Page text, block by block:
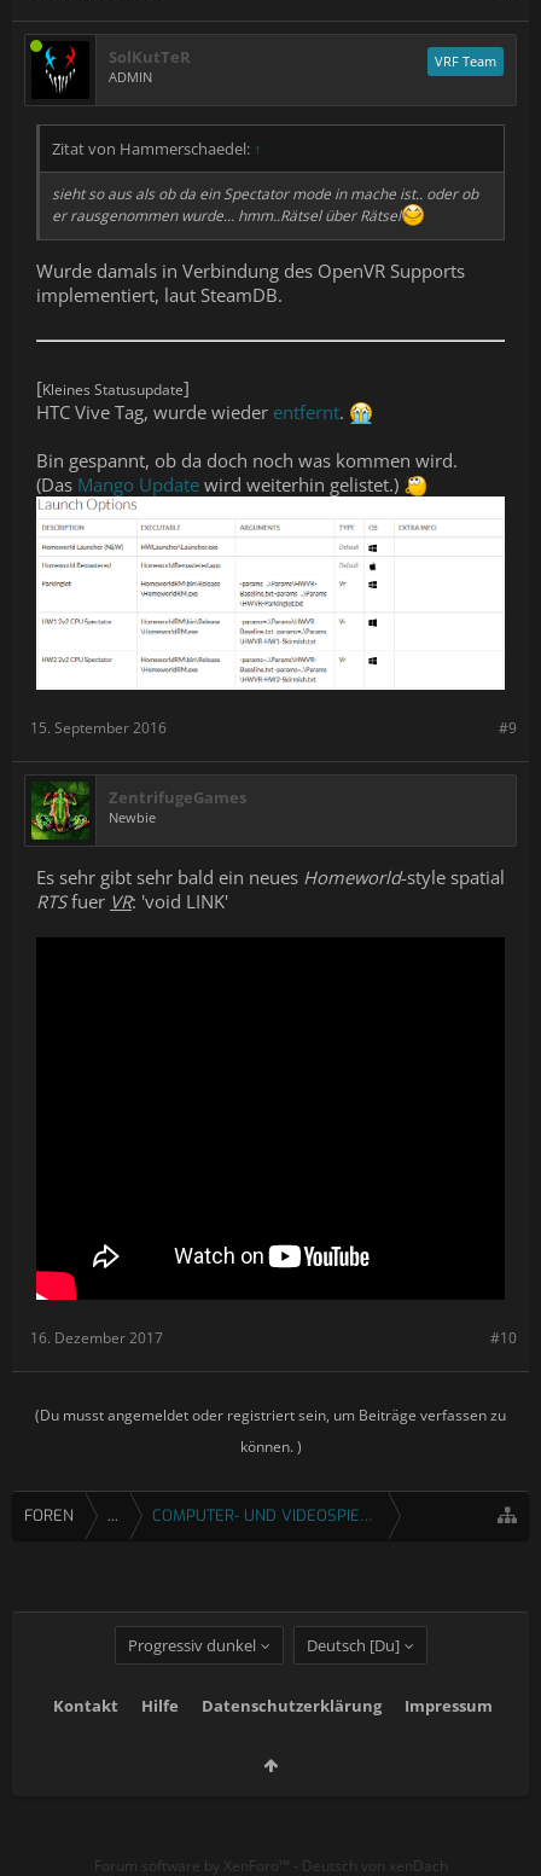
SolKutTeR
ADMIN
VRF Team
Zitat von Hammerschaedel: ↑
sieht so aus als ob da ein Spectator mode in mache ist.. oder ob
er rausgenommen wurde... hmm..Rätsel über Rätsel
Wurde damals in Verbindung des OpenVR Supports
implementiert, laut SteamDB.
[Kleines Statusupdate]
HTC Vive Tag, wurde wieder entfernt.
Bin gespannt, ob da doch noch was kommen wird.
(Das Mango Update wird weiterhin gelistet.)
#9
15. September 2016
ZentrifugeGames
Newbie
Es sehr gibt sehr bald ein neues Homeworld-style spatial
RTSfuer VR: 'void LINK'
#10
16. Dezember 2017
(Du musst angemeldet oder registriert sein, um Beiträge verfassen zu
können. )
FOREN ... COMPUTER- UND VIDEOSPIELE
Progressiv dunkel Deutsch [Du]
Kontakt Hilfe Datenschutzerklärung Impressum
Forum software by XenForo™ - Deutsch von xenDach